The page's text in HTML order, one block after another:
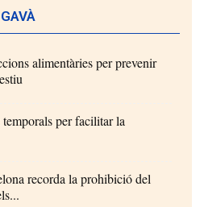
alimentàries per prevenir
temporals per facilitar la
recorda la prohibició del